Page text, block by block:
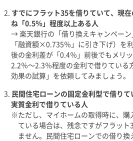
すでにフラット35を借りていて、現
ね「0.5％」程度以上ある人
→ 楽天銀行の「借り換えキャンペーン
「融資額×0.735％」に引き下げ）を
後の金利差が「0.4％」前後でもメリッ
2.2％～2.3％程度の金利で借りている
効果の試算」を依頼してみましょう。
民間住宅ローンの固定金利型で借り
実質金利で借りている人
ただし、マイホームの取得時に、
ている場合は、残念ですがフラッ
ません。民間住宅ローンでの借り換